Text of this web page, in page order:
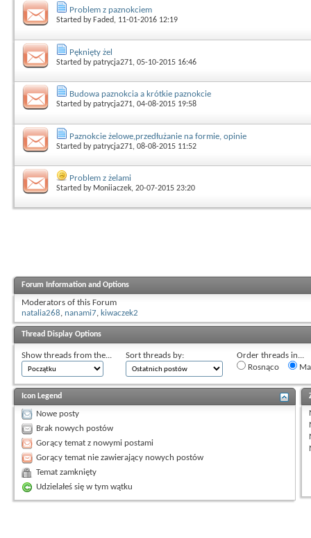
Problem z paznokciem
Started by Faded, 11-01-2016 12:19
Pęknięty żel
Started bypatrycja271, 05-10-2015 16:46
Budowa paznokcia a krótkie paznokcie
Started bypatrycja271, 04-08-2015 19:58
Paznokcie żelowe,przedłużanie na formie, opinie
Started bypatrycja271, 08-08-2015 11:52
Problem z żelami
Started by Moniiaczek, 20-07-2015 23:20
Forum Information and Options
Moderators of this Forum
natalia268, nanami7, kiwaczek2
Thread Display Options
Show threads from the... Sort threads by:
Order threads in...
Rosnąco
Icon Legend
Nowe posty
Brak nowych postów
Gorący temat z nowymi postami
Gorący temat nie zawierający nowych postów
Temat zamknięty
Udzielałeś się w tym wątku